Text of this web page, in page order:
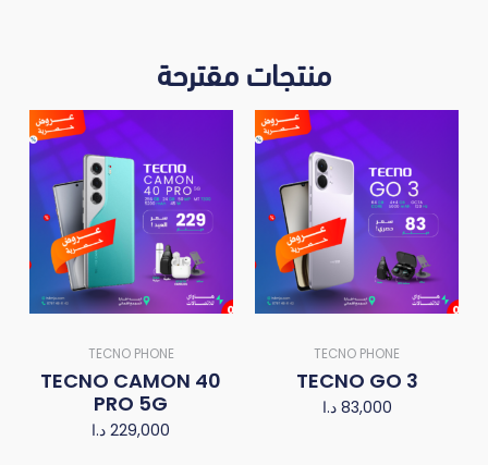
منتجات مقترحة
TECNO PHONE
TECNO CAMON 40
PRO 5G
229,000 د.ا
TECNO PHONE
TECNO GO 3
83,000 د.ا